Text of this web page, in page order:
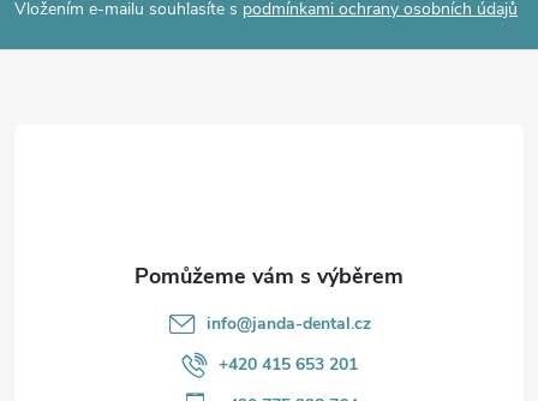
a
Vložením e-mailu souhlasíte s podmínkami ochrany osobních údajů
info@janda-dental.cz
+420 415 653 201